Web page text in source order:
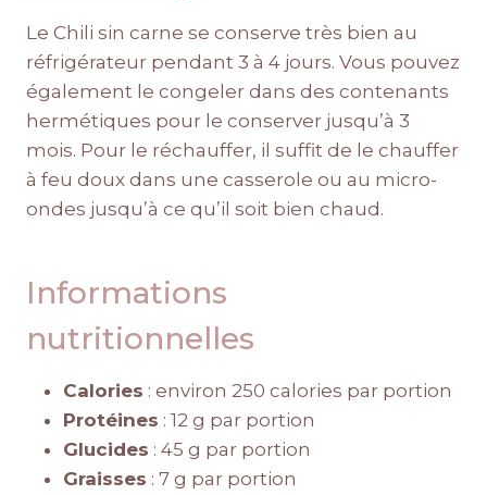
Le Chili sin carne se conserve très bien au
réfrigérateur pendant 3 à 4 jours. Vous pouvez
également le congeler dans des contenants
hermétiques pour le conserver jusqu’à 3
mois. Pour le réchauffer, il suffit de le chauffer
à feu doux dans une casserole ou au micro-
ondes jusqu’à ce qu’il soit bien chaud.
Informations
nutritionnelles
Calories : environ 250 calories par portion
Protéines : 12 g par portion
Glucides : 45 g par portion
Graisses : 7 g par portion